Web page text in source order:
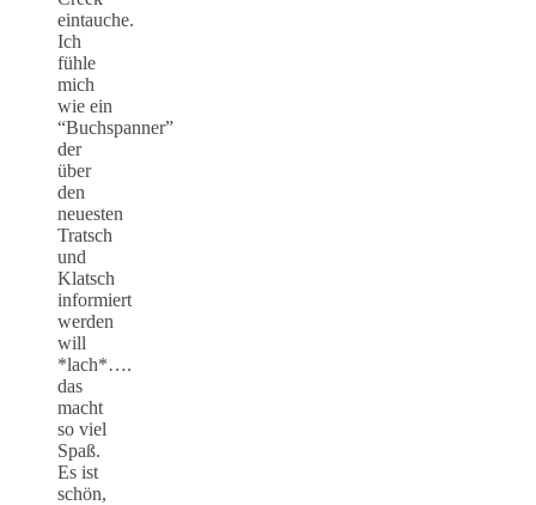
eintauche.
Ich
fühle
mich
wie ein
“Buchspanner”
der
über
den
neuesten
Tratsch
und
Klatsch
informiert
werden
will
*lach*….
das
macht
so viel
Spaß.
Es ist
schön,